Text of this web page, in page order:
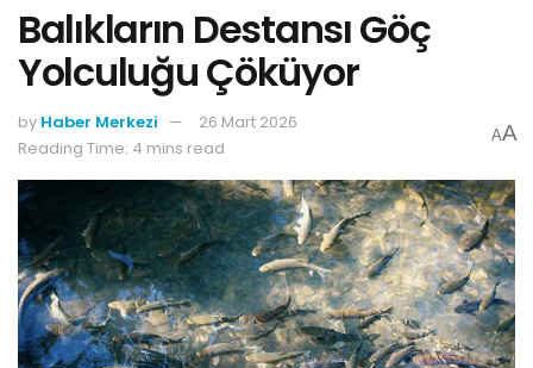
Balıkların Destansı Göç
Yolculuğu Çöküyor
by Haber Merkezi
26 Mart 2026
Reading Time: 4 mins read
AA